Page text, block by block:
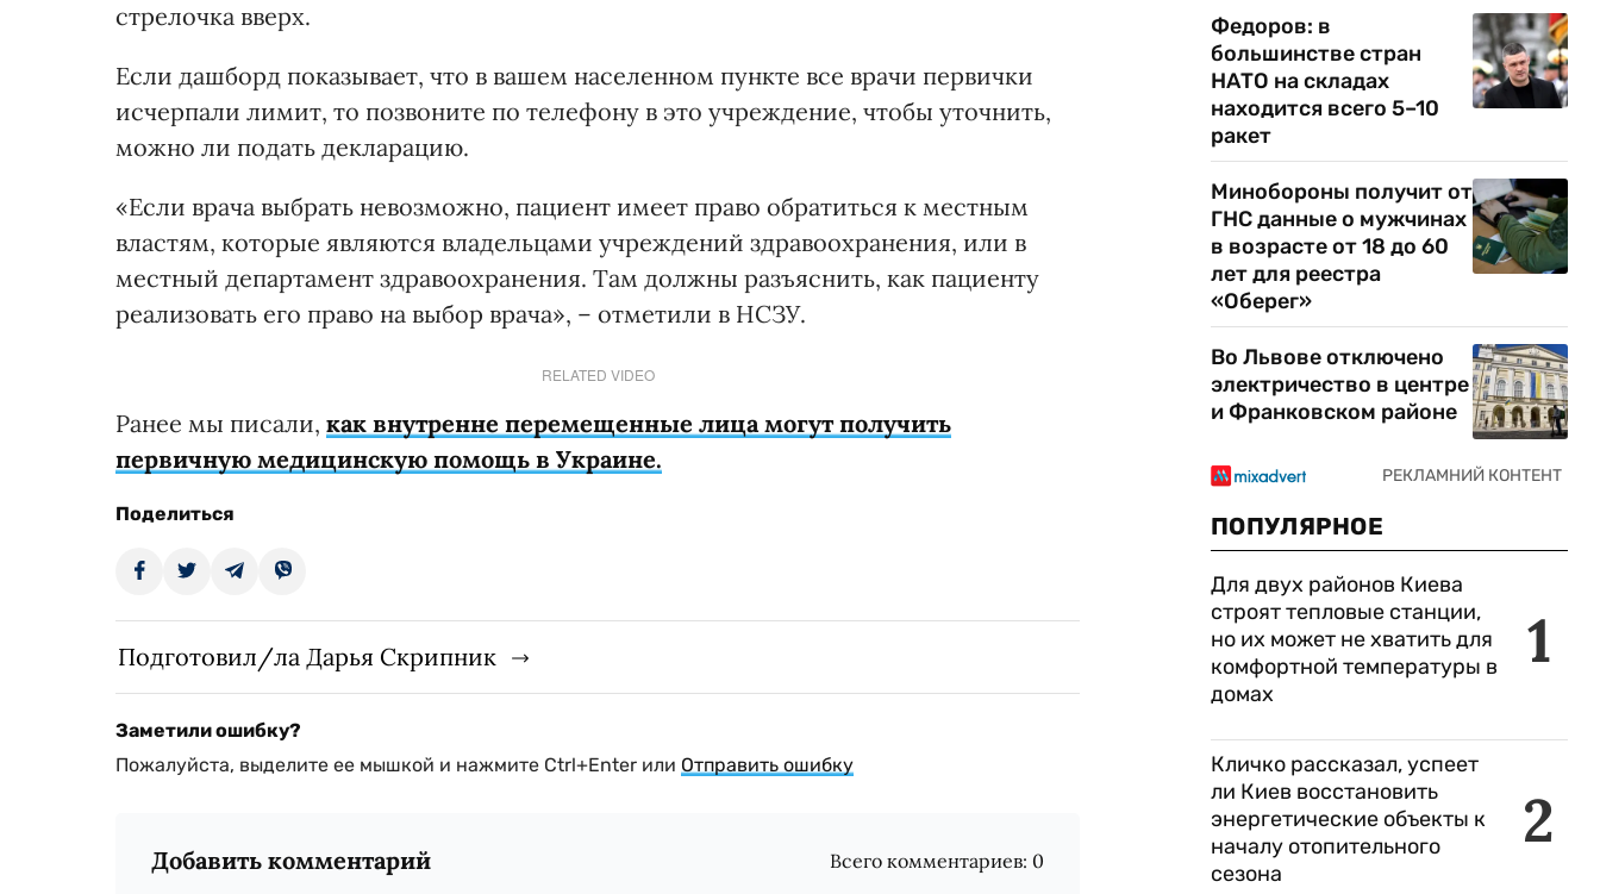
стрелочка вверх.
Если дашборд показывает, что в вашем населенном пункте все врачи первички
исчерпали лимит, то позвоните по телефону в это учреждение, чтобы уточнить,
можно ли подать декларацию.
«Если врача выбрать невозможно, пациент имеет право обратиться к местным
властям, которые являются владельцами учреждений здравоохранения, или в
местный департамент здравоохранения. Там должны разъяснить, как пациенту
реализовать его право на выбор врача», – отметили в НСЗУ.
RELATED VIDEO
Ранее мы писали, как внутренне перемещенные лица могут получить
первичную медицинскую помощь в Украине.
Поделиться
Подготовил/ла Дарья Скрипник
Заметили ошибку?
Пожалуйста, выделите ее мышкой и нажмите Ctrl+Enter или Отправить ошибку
Добавить комментарий Всего комментариев: 0
Федоров: в
большинстве стран
НАТО на складах
находится всего 5–10
ракет
Минобороны получит от
ГНС данные о мужчинах
в возрасте от 18 до 60
лет для реестра
«Оберег»
Во Львове отключено
электричество в центре
и Франковском районе
ПОПУЛЯРНОЕ
1
Для двух районов Киева
строят тепловые станции,
но их может не хватить для
комфортной температуры в
домах
2
Кличко рассказал, успеет
ли Киев восстановить
энергетические объекты к
началу отопительного
сезона